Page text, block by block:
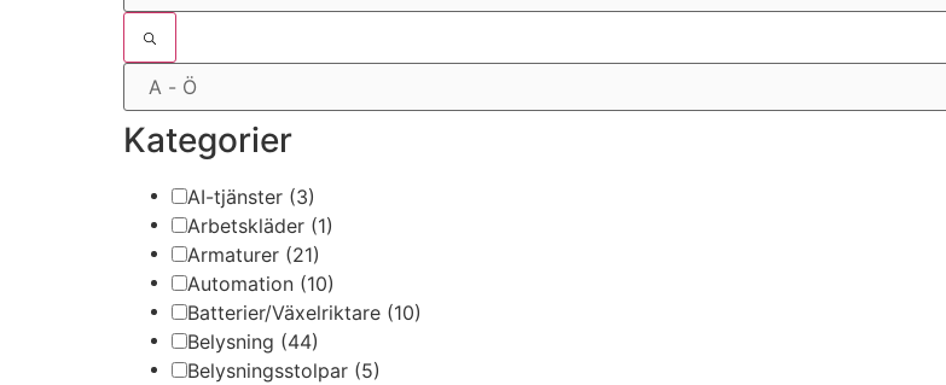
Kategorier
AI-tjänster (3)
Arbetskläder (1)
Armaturer (21)
Automation (10)
Batterier/Växelriktare (10)
Belysning (44)
Belysningsstolpar (5)